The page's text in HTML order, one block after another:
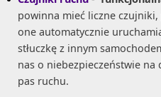
powinna mieć liczne
one automatycznie
stłuczkę z innym
nas o niebezpieczeństwie
pas ruchu.